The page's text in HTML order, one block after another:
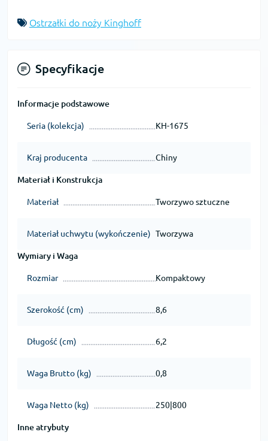
Ostrzałki do noży Kinghoff
Specyfikacje
Informacje podstawowe
Seria (kolekcja) KH-1675
Kraj producenta Chiny
Materiał i Konstrukcja
Materiał Tworzywo sztuczne
Materiał uchwytu (wykończenie) Tworzywa
Wymiary i Waga
Rozmiar Kompaktowy
Szerokość (cm) 8,6
Długość (cm) 6,2
Waga Brutto (kg) 0,8
Waga Netto (kg) 250|800
Inne atrybuty